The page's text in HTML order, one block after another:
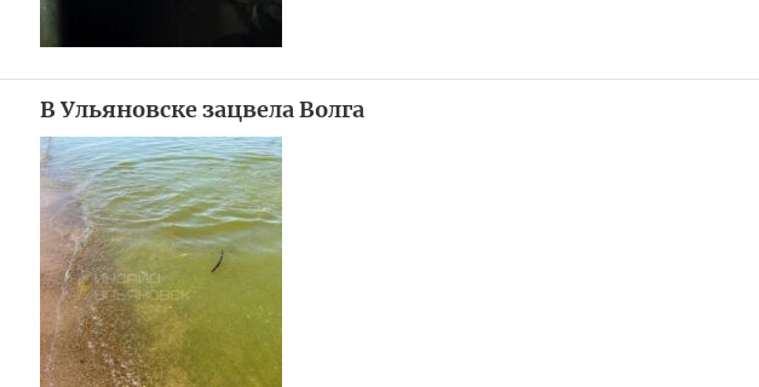
В Ульяновске зацвела Волга